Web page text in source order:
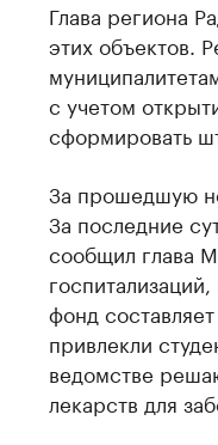
Глава региона
этих объектов.
с учетом
сформировать
За прошедшую
За последние
сообщил глава
фонд
привлекли
ведомстве
лекарств для